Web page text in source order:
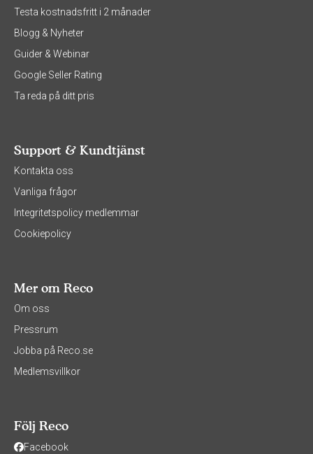
Testa kostnadsfritt i 2 månader
Blogg & Nyheter
Guider & Webinar
Google Seller Rating
Ta reda på ditt pris
Support & Kundtjänst
Kontakta oss
Vanliga frågor
Integritetspolicy medlemmar
Cookiepolicy
Mer om Reco
Om oss
Pressrum
Jobba på Reco.se
Medlemsvillkor
Följ Reco
Facebook